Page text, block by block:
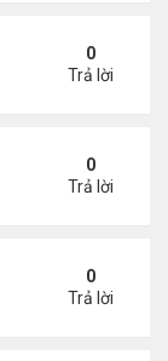
qua đời ở tuổi
0
Trả lời
qua đời ở tuổi
0
Trả lời
trẻ em trong
0
Trả lời